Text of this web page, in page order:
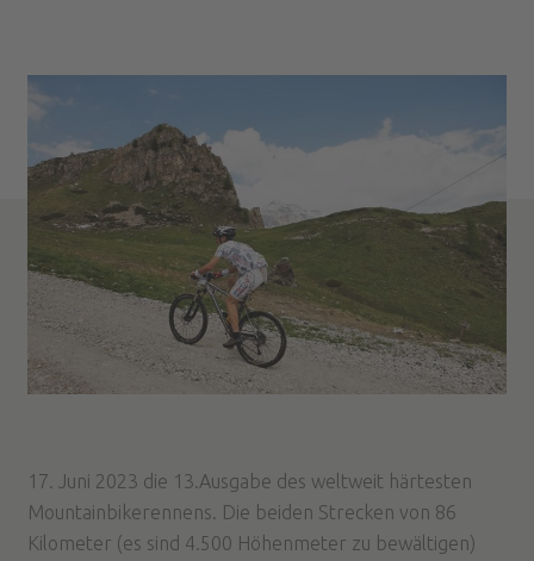
17. Juni 2023 die 13.Ausgabe des weltweit härtesten
Mountainbikerennens. Die beiden Strecken von 86
Kilometer (es sind 4.500 Höhenmeter zu bewältigen)